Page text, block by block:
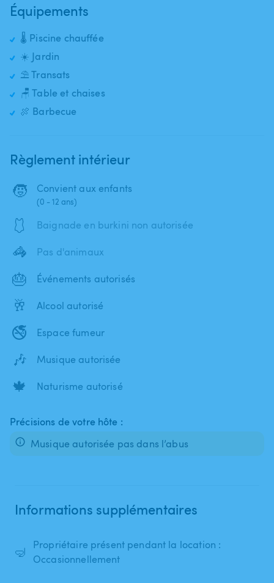
Équipements
🌡️ Piscine chauffée
☀️ Jardin
⛱️ Transats
🪑 Table et chaises
🍖 Barbecue
Règlement intérieur
🧒 Convient aux enfants
(0 - 12 ans)
🩱 Baignade en burkini non autorisée
🦓 Pas d'animaux
🎂 Événements autorisés
🥂 Alcool autorisé
🚭 Espace fumeur
🎶 Musique autorisée
🍁 Naturisme autorisé
Précisions de votre hôte :
Musique autorisée pas dans l’abus
Informations supplémentaires
🤿
Propriétaire présent pendant la location :
Occasionnellement